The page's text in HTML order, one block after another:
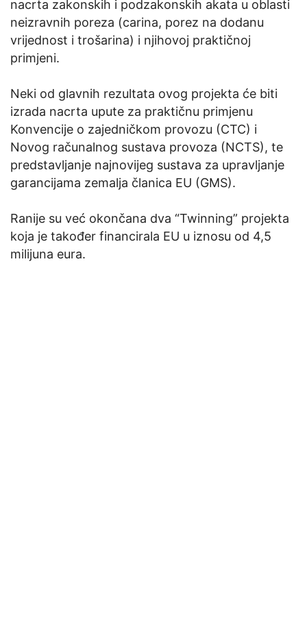
nacrta zakonskih i podzakonskih akata u oblasti
neizravnih poreza (carina, porez na dodanu
vrijednost i trošarina) i njihovoj praktičnoj
primjeni.
Neki od glavnih rezultata ovog projekta će biti
izrada nacrta upute za praktičnu primjenu
Konvencije o zajedničkom provozu (CTC) i
Novog računalnog sustava provoza (NCTS), te
predstavljanje najnovijeg sustava za upravljanje
garancijama zemalja članica EU (GMS).
Ranije su već okončana dva “Twinning” projekta
koja je također financirala EU u iznosu od 4,5
milijuna eura.